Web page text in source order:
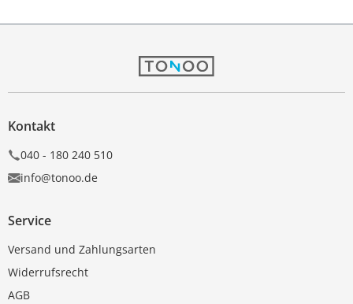
Kontakt
040 - 180 240 510
info@tonoo.de
Service
Versand und Zahlungsarten
Widerrufsrecht
AGB